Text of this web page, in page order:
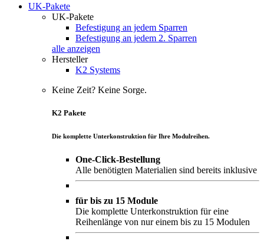
UK-Pakete
UK-Pakete
Befestigung an jedem Sparren
Befestigung an jedem 2. Sparren
alle anzeigen
Hersteller
K2 Systems
Keine Zeit? Keine Sorge.
K2 Pakete
Die komplette Unterkonstruktion für Ihre Modulreihen.
One-Click-Bestellung
Alle benötigten Materialien sind bereits inklusive
für bis zu 15 Module
Die komplette Unterkonstruktion für eine
Reihenlänge von nur einem bis zu 15 Modulen